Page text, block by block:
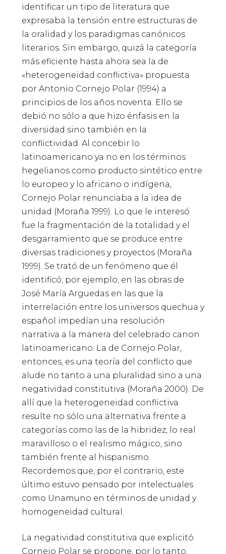
identificar un tipo de literatura que
expresaba la tensión entre estructuras de
la oralidad y los paradigmas canónicos
literarios. Sin embargo, quizá la categoría
más eficiente hasta ahora sea la de
«heterogeneidad conflictiva» propuesta
por Antonio Cornejo Polar (1994) a
principios de los años noventa. Ello se
debió no sólo a que hizo énfasis en la
diversidad sino también en la
conflictividad. Al concebir lo
latinoamericano ya no en los términos
hegelianos como producto sintético entre
lo europeo y lo africano o indígena,
Cornejo Polar renunciaba a la idea de
unidad (Moraña 1999). Lo que le interesó
fue la fragmentación de la totalidad y el
desgarramiento que se produce entre
diversas tradiciones y proyectos (Moraña
1999). Se trató de un fenómeno que él
identificó, por ejemplo, en las obras de
José María Arguedas en las que la
interrelación entre los universos quechua y
español impedían una resolución
narrativa a la manera del celebrado canon
latinoamericano. La de Cornejo Polar,
entonces, es una teoría del conflicto que
alude no tanto a una pluralidad sino a una
negatividad constitutiva (Moraña 2000). De
allí que la heterogeneidad conflictiva
resulte no sólo una alternativa frente a
categorías como las de la hibridez, lo real
maravilloso o el realismo mágico, sino
también frente al hispanismo.
Recordemos que, por el contrario, este
último estuvo pensado por intelectuales
como Unamuno en términos de unidad y
homogeneidad cultural.
La negatividad constitutiva que explicitó
Cornejo Polar se propone, por lo tanto,